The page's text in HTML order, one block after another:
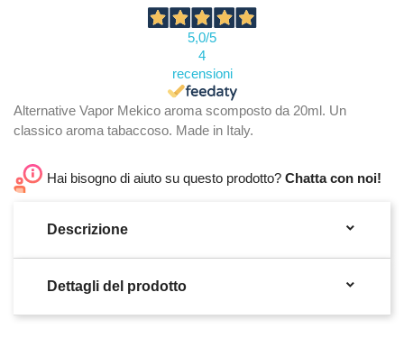
5,0/5
4
recensioni
Alternative Vapor Mekico aroma scomposto da 20ml. Un
classico aroma tabaccoso. Made in Italy.
Hai bisogno di aiuto su questo prodotto? Chatta con noi!
Descrizione 
Dettagli del prodotto 